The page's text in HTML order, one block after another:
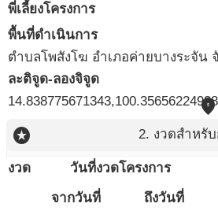
พี่เลี้ยงโครงการ
พื้นที่ดำเนินการ
ตำบลโพสังโฆ อำเภอค่ายบางระจัน
ละติจูด-ลองจิจูด
14.838775671343,100.35656224938
place
stars
2. งวดสำหรั
งวด วันที่งวดโครงการ
จากวันที่
ถึงวันที่